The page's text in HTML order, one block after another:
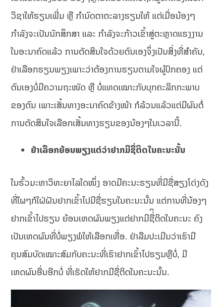
ວິຊາໃຫ້ຮຽນເພີ່ມ ຫຼື ກຳນົດຕາຕະລາງຮຽນໃຫ້ ແຕ່ເມື່ອນ້ອງໆ
ກຳລັງຈະເປັນນັກສຶກສາ ແລະ ກຳລັງຈະກ້າວເຂົ້າສູ່ຕະຫຼາດແຮງງານ
ໃນອະນາຄົດແລ້ວ ການຕັດສິນໃຈດ້ວຍຕົນເອງຈຶ່ງເປັນສິ່ງທີ່ສຳຄັນ,
ຢ່າເລືອກຮຽນພຽງເພາະວ່າຕ້ອງການຮຽນຕາມໃຈຜູ້ປົກຄອງ ແຕ່
ຕົນເອງບໍ່ມີຄວາມຖະໜັດ ຫຼື ບໍ່ແທດເໝາະກັບບຸກຄະລິກກະພາບ
ຂອງຕົນ ເພາະເສັ້ນທາງອະນາຄົດຂ້າງໜ້າ ກໍລ້ວນແລ້ວແຕ່ມີຜົນຕໍ່
ການຕັດສິນໃຈເລືອກເສັ້ນທາງຮຽນຂອງນ້ອງໆໃນເວລານີ້.
ຢ່າເລືອກຍ້ອນພຽງແຕ່ວ່າຢາກມີຊື່ຕິດໃນຄະນະນັ້ນ
ໃນຮົ້ວມະຫາວິທະຍາໄລໃດໜຶ່ງ ອາດມີຄະນະຮຽນທີ່ມີຊື່ສຽງໂດ່ງດັງ
ທີ່ໃຜໆກໍໃຝ່ຝັນຢາກເຂົ້າໄປມີຊື່ຮຽນໃນຄະນະນັ້ນ ແຕ່ການທີ່ນ້ອງໆ
ຢາກເຂົ້າໄປຮຽນ ຍ້ອນເຫດຜົນພຽງແຕ່ຢາກມີຊື່ິຕິດໃນຄະນະ ຄົງ
ເປັນເຫດຜົນທີ່ບໍ່ພຽງພໍໃຫ້ເລືອກເທື່ອ. ຢ່າລືມປະເມີນວ່າເຮົາມີ
ຄຸນສົມບັດເໝາະສົມກັບຄະນະທີ່ເຮົາຢາກເຂົ້າໄປຮຽນຫຼືບໍ່, ມີ
ເຫດຜົນອື່ນອີກບໍ່ ທີ່ເຮັດໃຫ້ຢາກມີຊື່ຕິດໃນຄະນະນັ້ນ.